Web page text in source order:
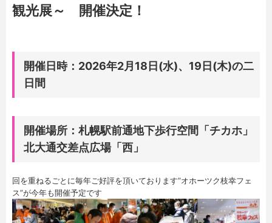
観光展～ 開催決定！
開催日時：2026年2月18日(水)、19日(木)の二
日間
開催場所：札幌駅前通地下歩行空間「チカホ」
北大通交差点広場「西」
回を重ねるごとに毎年ご好評を頂いております”オホーツク枝幸フェ
ス”が今年も開催予定です